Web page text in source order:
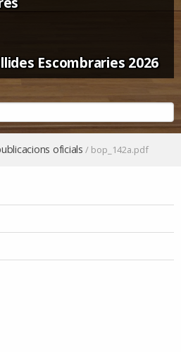
Escombraries 2026
oficials / bop_142a.pdf